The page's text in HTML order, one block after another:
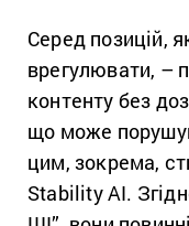
Серед позицій,
врегулювати, –
контенту без
що може
цим, зокрема,
Stability AI.